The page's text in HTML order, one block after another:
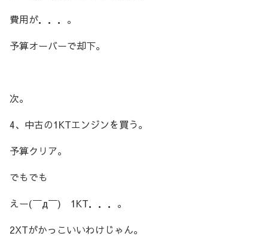
費用が．．．。
予算オーバーで却下。
次。
4、中古の1KTエンジンを買う。
予算クリア。
でもでも
えー(￣д￣) 1KT．．．。
2XTがかっこいいわけじゃん。